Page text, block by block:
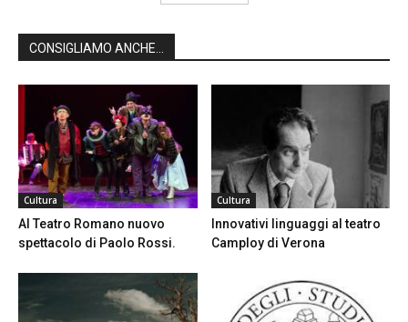
CONSIGLIAMO ANCHE...
Cultura
Al Teatro Romano nuovo
spettacolo di Paolo Rossi.
Cultura
Innovativi linguaggi al teatro
Camploy di Verona